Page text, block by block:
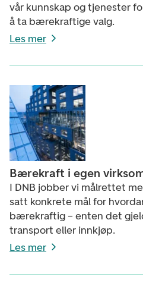
vår kunnskap og tjenester
å ta bærekraftige valg.
Les mer
Bærekraft i egen
I DNB jobber vi målrettet
satt konkrete mål for
bærekraftig – enten det
transport eller innkjøp.
Les mer